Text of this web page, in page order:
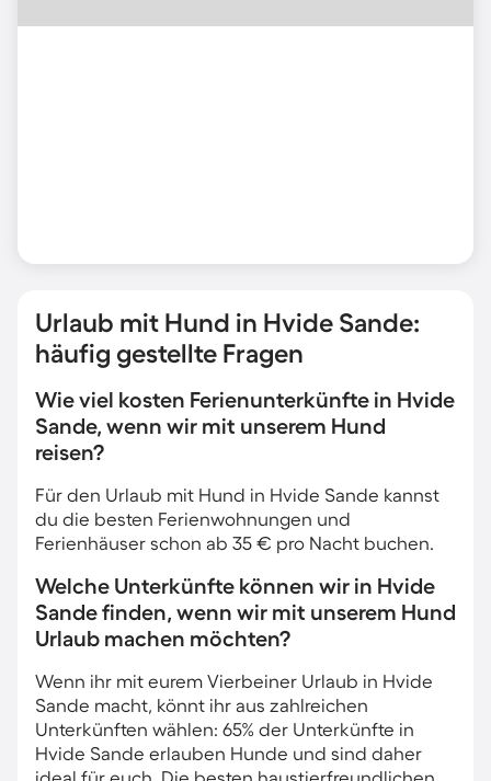
Urlaub mit Hund in Hvide Sande:
häufig gestellte Fragen
Wie viel kosten Ferienunterkünfte in Hvide
Sande, wenn wir mit unserem Hund
reisen?
Für den Urlaub mit Hund in Hvide Sande kannst
du die besten Ferienwohnungen und
Ferienhäuser schon ab 35 € pro Nacht buchen.
Welche Unterkünfte können wir in Hvide
Sande finden, wenn wir mit unserem Hund
Urlaub machen möchten?
Wenn ihr mit eurem Vierbeiner Urlaub in Hvide
Sande macht, könnt ihr aus zahlreichen
Unterkünften wählen: 65% der Unterkünfte in
Hvide Sande erlauben Hunde und sind daher